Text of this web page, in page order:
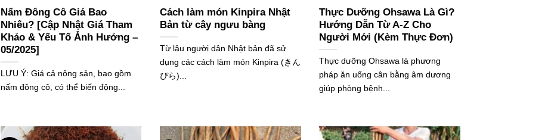
Nấm Đông Cô Giá Bao
Nhiêu? [Cập Nhật Giá Tham
Khảo & Yếu Tố Ảnh Hưởng –
05/2025]
LƯU Ý: Giá cả nông sản, bao gồm
nấm đông cô, có thể biến động...
Cách làm món Kinpira Nhật
Bản từ cây ngưu bàng
Từ lâu người dân Nhật bản đã sử
dụng các cách làm món Kinpira (きん
ぴら)...
Thực Dưỡng Ohsawa Là Gì?
Hướng Dẫn Từ A-Z Cho
Người Mới (Kèm Thực Đơn)
Thực dưỡng Ohsawa là phương
pháp ăn uống cân bằng âm dương
giúp phòng bệnh...